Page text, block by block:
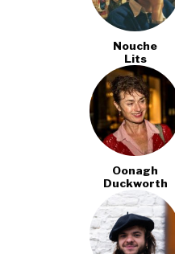
Nouche
Lits
Oonagh
Duckworth